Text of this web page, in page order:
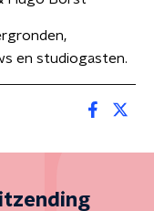
en studiogasten.